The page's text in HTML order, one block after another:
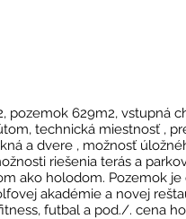
pozemok 629m2, vstupná
technická miestnosť ,
a dvere , možnosť
riešenia terás a
ako holodom. Pozemok je
akadémie a novej
futbal a pod./. cena